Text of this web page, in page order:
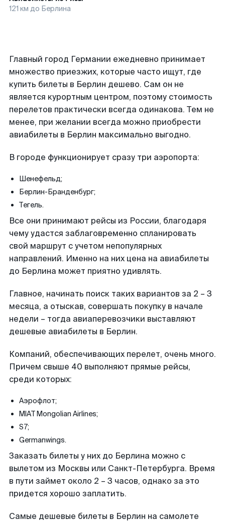
121 км до Берлина
Главный город Германии ежедневно принимает
множество приезжих, которые часто ищут, где
купить билеты в Берлин дешево. Сам он не
является курортным центром, поэтому стоимость
перелетов практически всегда одинакова. Тем не
менее, при желании всегда можно приобрести
авиабилеты в Берлин максимально выгодно.
В городе функционирует сразу три аэропорта:
Шенефельд;
Берлин-Бранденбург;
Тегель.
Все они принимают рейсы из России, благодаря
чему удастся заблаговременно спланировать
свой маршрут с учетом непопулярных
направлений. Именно на них цена на авиабилеты
до Берлина может приятно удивлять.
Главное, начинать поиск таких вариантов за 2 – 3
месяца, а отыскав, совершать покупку в начале
недели – тогда авиаперевозчики выставляют
дешевые авиабилеты в Берлин.
Компаний, обеспечивающих перелет, очень много.
Причем свыше 40 выполняют прямые рейсы,
среди которых:
Аэрофлот;
MIAT Mongolian Airlines;
S7;
Germanwings.
Заказать билеты у них до Берлина можно с
вылетом из Москвы или Санкт-Петербурга. Время
в пути займет около 2 – 3 часов, однако за это
придется хорошо заплатить.
Самые дешевые билеты в Берлин на самолете